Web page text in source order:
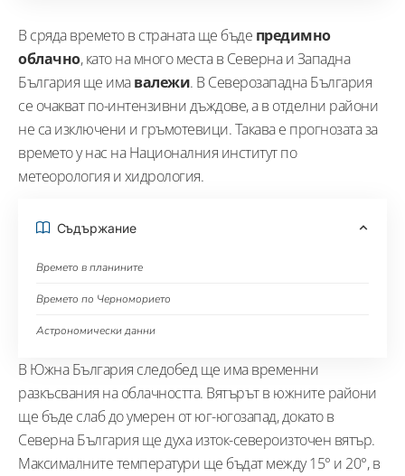
В сряда времето в страната ще бъде предимно
облачно, като на много места в Северна и Западна
България ще имавалежи. В Северозападна България
се очакват по-интензивни дъждове, а в отделни райони
не са изключени и гръмотевици. Такава е прогнозата за
времето у нас на Националния институт по
метеорология и хидрология.
Съдържание
Времето в планините
Времето по Черноморието
Астрономически данни
В Южна България следобед ще има временни
разкъсвания на облачността. Вятърът в южните райони
ще бъде слаб до умерен от юг-югозапад, докато в
Северна България ще духа изток-североизточен вятър.
Максималните температури ще бъдат между 15° и 20°, в